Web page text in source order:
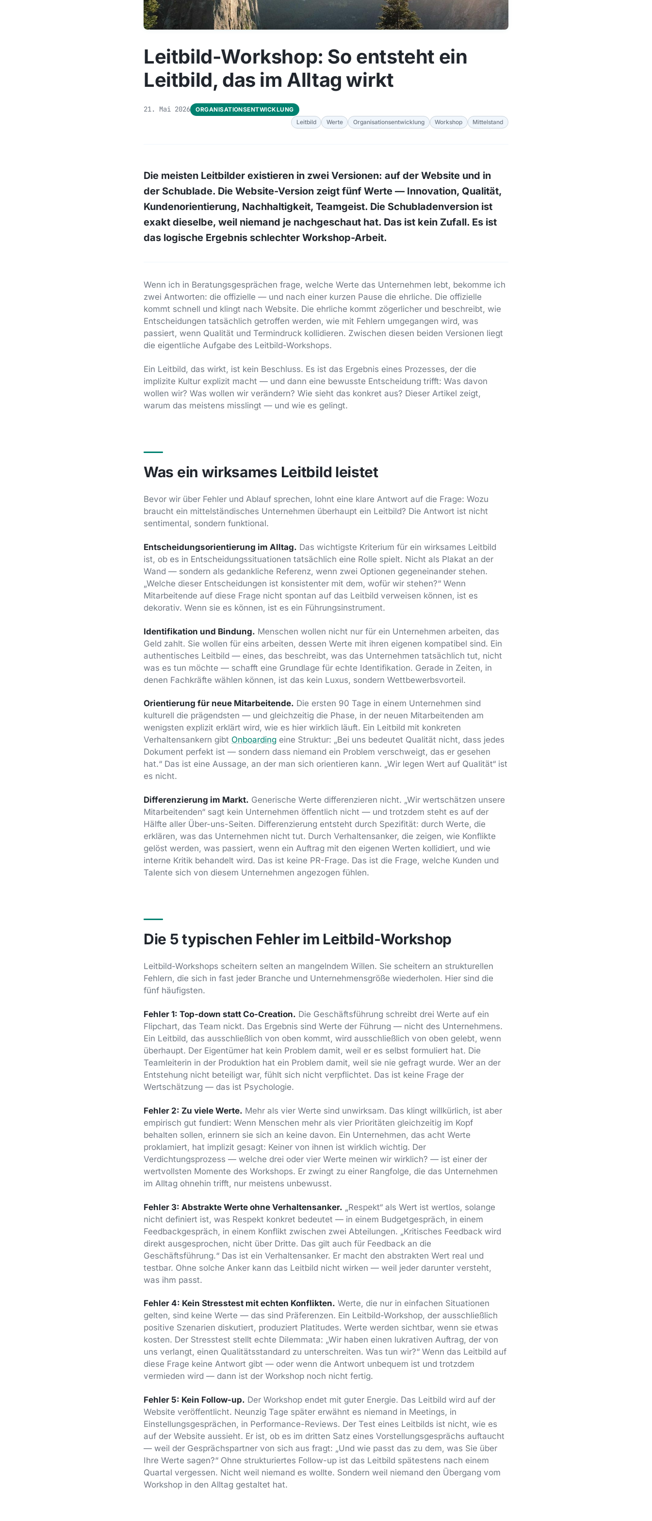
Leitbild-Workshop: So entsteht ein
Leitbild, das im Alltag wirkt
21. Mai 2026
ORGANISATIONSENTWICKLUNG
Leitbild
Werte Organisationsentwicklung Workshop Mittelstand
Die meisten Leitbilder existieren in zwei Versionen: auf der Website und in
der Schublade. Die Website-Version zeigt fünf Werte — Innovation, Qualität,
Kundenorientierung, Nachhaltigkeit, Teamgeist. Die Schubladenversion ist
exakt dieselbe, weil niemand je nachgeschaut hat. Das ist kein Zufall. Es ist
das logische Ergebnis schlechter Workshop-Arbeit.
Wenn ich in Beratungsgesprächen frage, welche Werte das Unternehmen lebt, bekomme ich
zwei Antworten: die offizielle — und nach einer kurzen Pause die ehrliche. Die offizielle
kommt schnell und klingt nach Website. Die ehrliche kommt zögerlicher und beschreibt, wie
Entscheidungen tatsächlich getroffen werden, wie mit Fehlern umgegangen wird, was
passiert, wenn Qualität und Termindruck kollidieren. Zwischen diesen beiden Versionen liegt
die eigentliche Aufgabe des Leitbild-Workshops.
Ein Leitbild, das wirkt, ist kein Beschluss. Es ist das Ergebnis eines Prozesses, der die
implizite Kultur explizit macht — und dann eine bewusste Entscheidung trifft: Was davon
wollen wir? Was wollen wir verändern? Wie sieht das konkret aus? Dieser Artikel zeigt,
warum das meistens misslingt — und wie es gelingt.
Was ein wirksames Leitbild leistet
Bevor wir über Fehler und Ablauf sprechen, lohnt eine klare Antwort auf die Frage: Wozu
braucht ein mittelständisches Unternehmen überhaupt ein Leitbild? Die Antwort ist nicht
sentimental, sondern funktional.
Entscheidungsorientierung im Alltag. Das wichtigste Kriterium für ein wirksames Leitbild
ist, ob es in Entscheidungssituationen tatsächlich eine Rolle spielt. Nicht als Plakat an der
Wand — sondern als gedankliche Referenz, wenn zwei Optionen gegeneinander stehen.
„Welche dieser Entscheidungen ist konsistenter mit dem, wofür wir stehen?“ Wenn
Mitarbeitende auf diese Frage nicht spontan auf das Leitbild verweisen können, ist es
dekorativ. Wenn sie es können, ist es ein Führungsinstrument.
Identifikation und Bindung. Menschen wollen nicht nur für ein Unternehmen arbeiten, das
Geld zahlt. Sie wollen für eins arbeiten, dessen Werte mit ihren eigenen kompatibel sind. Ein
authentisches Leitbild — eines, das beschreibt, was das Unternehmen tatsächlich tut, nicht
was es tun möchte — schafft eine Grundlage für echte Identifikation. Gerade in Zeiten, in
denen Fachkräfte wählen können, ist das kein Luxus, sondern Wettbewerbsvorteil.
Orientierung für neue Mitarbeitende. Die ersten 90 Tage in einem Unternehmen sind
kulturell die prägendsten — und gleichzeitig die Phase, in der neuen Mitarbeitenden am
wenigsten explizit erklärt wird, wie es hier wirklich läuft. Ein Leitbild mit konkreten
Verhaltensankern gibt Onboarding eine Struktur: „Bei uns bedeutet Qualität nicht, dass jedes
Dokument perfekt ist — sondern dass niemand ein Problem verschweigt, das er gesehen
hat.“ Das ist eine Aussage, an der man sich orientieren kann. „Wir legen Wert auf Qualität“ ist
es nicht.
Differenzierung im Markt. Generische Werte differenzieren nicht. „Wir wertschätzen unsere
Mitarbeitenden“ sagt kein Unternehmen öffentlich nicht — und trotzdem steht es auf der
Hälfte aller Über-uns-Seiten. Differenzierung entsteht durch Spezifität: durch Werte, die
erklären, was das Unternehmen nicht tut. Durch Verhaltensanker, die zeigen, wie Konflikte
gelöst werden, was passiert, wenn ein Auftrag mit den eigenen Werten kollidiert, und wie
interne Kritik behandelt wird. Das ist keine PR-Frage. Das ist die Frage, welche Kunden und
Talente sich von diesem Unternehmen angezogen fühlen.
Die 5 typischen Fehler im Leitbild-Workshop
Leitbild-Workshops scheitern selten an mangelndem Willen. Sie scheitern an strukturellen
Fehlern, die sich in fast jeder Branche und Unternehmensgröße wiederholen. Hier sind die
fünf häufigsten.
Fehler 1: Top-down statt Co-Creation. Die Geschäftsführung schreibt drei Werte auf ein
Flipchart, das Team nickt. Das Ergebnis sind Werte der Führung — nicht des Unternehmens.
Ein Leitbild, das ausschließlich von oben kommt, wird ausschließlich von oben gelebt, wenn
überhaupt. Der Eigentümer hat kein Problem damit, weil er es selbst formuliert hat. Die
Teamleiterin in der Produktion hat ein Problem damit, weil sie nie gefragt wurde. Wer an der
Entstehung nicht beteiligt war, fühlt sich nicht verpflichtet. Das ist keine Frage der
Wertschätzung — das ist Psychologie.
Fehler 2: Zu viele Werte. Mehr als vier Werte sind unwirksam. Das klingt willkürlich, ist aber
empirisch gut fundiert: Wenn Menschen mehr als vier Prioritäten gleichzeitig im Kopf
behalten sollen, erinnern sie sich an keine davon. Ein Unternehmen, das acht Werte
proklamiert, hat implizit gesagt: Keiner von ihnen ist wirklich wichtig. Der
Verdichtungsprozess — welche drei oder vier Werte meinen wir wirklich? — ist einer der
wertvollsten Momente des Workshops. Er zwingt zu einer Rangfolge, die das Unternehmen
im Alltag ohnehin trifft, nur meistens unbewusst.
Fehler 3: Abstrakte Werte ohne Verhaltensanker. „Respekt“ als Wert ist wertlos, solange
nicht definiert ist, was Respekt konkret bedeutet — in einem Budgetgespräch, in einem
Feedbackgespräch, in einem Konflikt zwischen zwei Abteilungen. „Kritisches Feedback wird
direkt ausgesprochen, nicht über Dritte. Das gilt auch für Feedback an die
Geschäftsführung.“ Das ist ein Verhaltensanker. Er macht den abstrakten Wert real und
testbar. Ohne solche Anker kann das Leitbild nicht wirken — weil jeder darunter versteht,
was ihm passt.
Fehler 4: Kein Stresstest mit echten Konflikten. Werte, die nur in einfachen Situationen
gelten, sind keine Werte — das sind Präferenzen. Ein Leitbild-Workshop, der ausschließlich
positive Szenarien diskutiert, produziert Platitudes. Werte werden sichtbar, wenn sie etwas
kosten. Der Stresstest stellt echte Dilemmata: „Wir haben einen lukrativen Auftrag, der von
uns verlangt, einen Qualitätsstandard zu unterschreiten. Was tun wir?“ Wenn das Leitbild auf
diese Frage keine Antwort gibt — oder wenn die Antwort unbequem ist und trotzdem
vermieden wird — dann ist der Workshop noch nicht fertig.
Fehler 5: Kein Follow-up. Der Workshop endet mit guter Energie. Das Leitbild wird auf der
Website veröffentlicht. Neunzig Tage später erwähnt es niemand in Meetings, in
Einstellungsgesprächen, in Performance-Reviews. Der Test eines Leitbilds ist nicht, wie es
auf der Website aussieht. Er ist, ob es im dritten Satz eines Vorstellungsgesprächs auftaucht
— weil der Gesprächspartner von sich aus fragt: „Und wie passt das zu dem, was Sie über
Ihre Werte sagen?“ Ohne strukturiertes Follow-up ist das Leitbild spätestens nach einem
Quartal vergessen. Nicht weil niemand es wollte. Sondern weil niemand den Übergang vom
Workshop in den Alltag gestaltet hat.